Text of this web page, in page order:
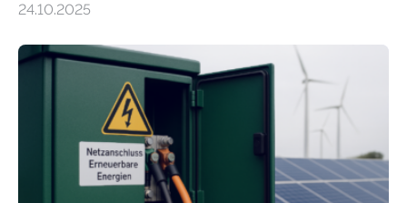
Forschungsprojekt „LAGER – Langzeitspeicherung in
Quartieren“ eingeworben. Ziel des Projekts ist die
Entwicklung, Erprobung und Demonstration von
Konzepten zur langfristigen Energiespeicherung in
sektorübergreifend vernetzten Energiesystemen. Das
Projekt startete am 15. Oktober 2025, hat eine Laufzeit
von drei Jahren und ein Gesamtvolumen von rund 2,9
Millionen Euro, wovon 2,6 Millionen Euro durch das
24.10.2025